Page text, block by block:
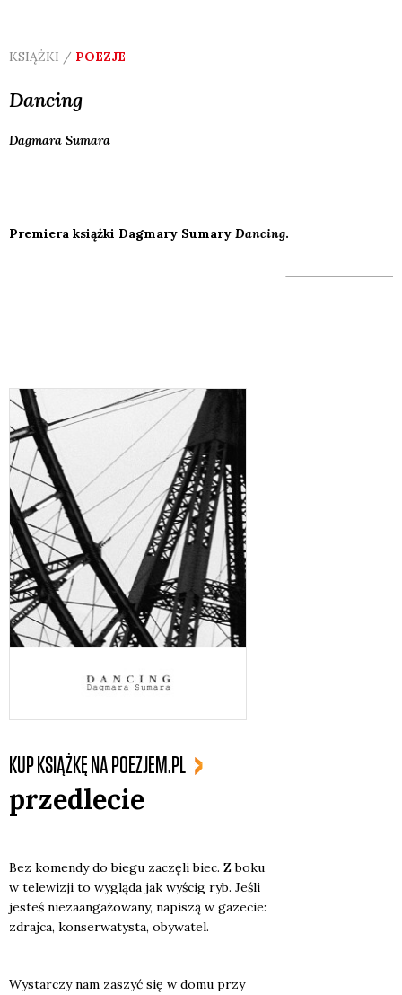
KSIĄŻKI / POEZJE
Dancing
Dagmara Sumara
Premiera książki Dagmary Sumary Dancing.
KUP KSIĄŻKĘ NA POEZJEM.PL
przedlecie
Bez komen­dy do bie­gu zaczę­li biec. Z boku
w tele­wi­zji to wyglą­da jak wyścig ryb. Jeśli
jesteś nie­za­an­ga­żo­wa­ny, napi­szą w gaze­cie:
zdraj­ca, kon­ser­wa­ty­sta, oby­wa­tel.
Wystar­czy nam zaszyć się w domu przy